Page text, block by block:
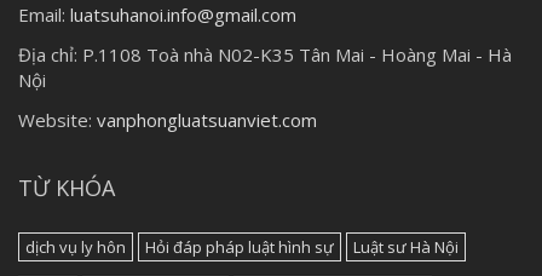
Email: luatsuhanoi.info@gmail.com
Địa chỉ: P.1108 Toà nhà N02-K35 Tân Mai - Hoàng Mai - Hà
Nội
Website: vanphongluatsuanviet.com
TỪ KHÓA
dịch vụ ly hôn Hỏi đáp pháp luật hình sự
Luật sư Hà Nội